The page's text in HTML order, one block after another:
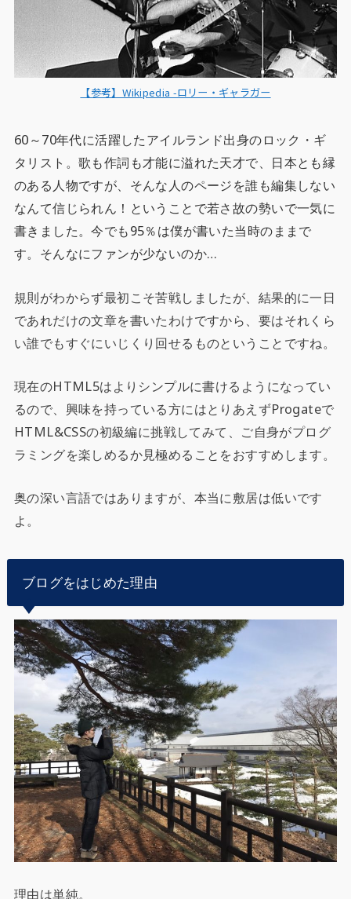
【参考】Wikipedia -ロリー・ギャラガー
60～70年代に活躍したアイルランド出身のロック・ギ
タリスト。歌も作詞も才能に溢れた天才で、日本とも縁
のある人物ですが、そんな人のページを誰も編集しない
なんて信じられん！ということで若さ故の勢いで一気に
書きました。今でも95％は僕が書いた当時のままで
す。そんなにファンが少ないのか…
規則がわからず最初こそ苦戦しましたが、結果的に一日
であれだけの文章を書いたわけですから、要はそれくら
い誰でもすぐにいじくり回せるものということですね。
現在のHTML5はよりシンプルに書けるようになってい
るので、興味を持っている方にはとりあえずProgateで
HTML&CSSの初級編に挑戦してみて、ご自身がプログ
ラミングを楽しめるか見極めることをおすすめします。
奥の深い言語ではありますが、本当に敷居は低いです
よ。
ブログをはじめた理由
理由は単純。